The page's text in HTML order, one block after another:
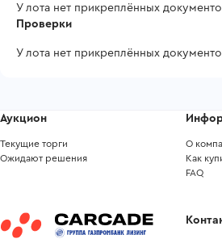
У лота нет прикреплённых
Проверки
У лота нет прикреплённых
Аукцион
Текущие торги
Ожидают решения
О
Как
FAQ